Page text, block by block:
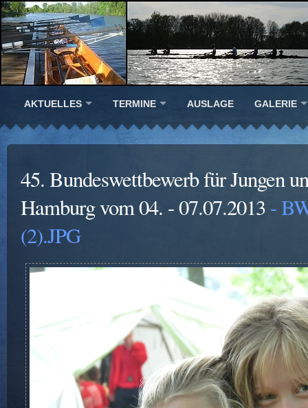
AKTUELLES TERMINE AUSLAGE GALERIE
45. Bundeswettbewerb für Jungen
Hamburg vom 04. - 07.07.2013-
(2).JPG